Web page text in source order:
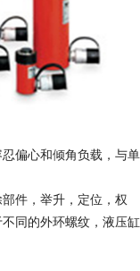
偏心和倾角负载，与单
件，举升，定位，权
同的外环螺纹，液压缸